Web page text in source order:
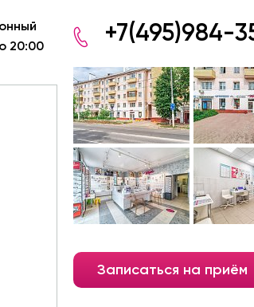
+7(495)984-
Записаться на приём
20:00